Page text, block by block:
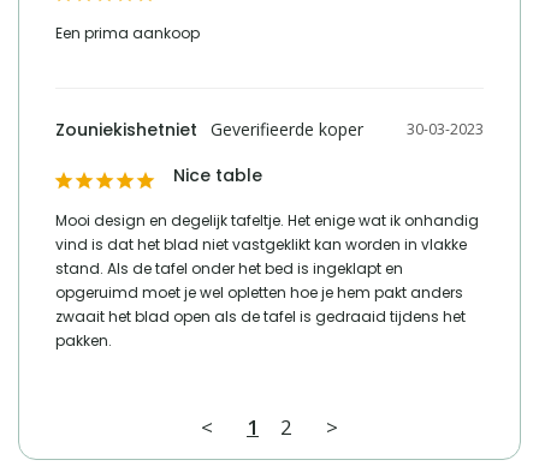
Een prima aankoop
30-03-2023
Zouniekishetniet
Nice table
Mooi design en degelijk tafeltje. Het enige wat ik onhandig
vind is dat het blad niet vastgeklikt kan worden in vlakke
stand. Als de tafel onder het bed is ingeklapt en
opgeruimd moet je wel opletten hoe je hem pakt anders
zwaait het blad open als de tafel is gedraaid tijdens het
pakken.
< 1 2 >